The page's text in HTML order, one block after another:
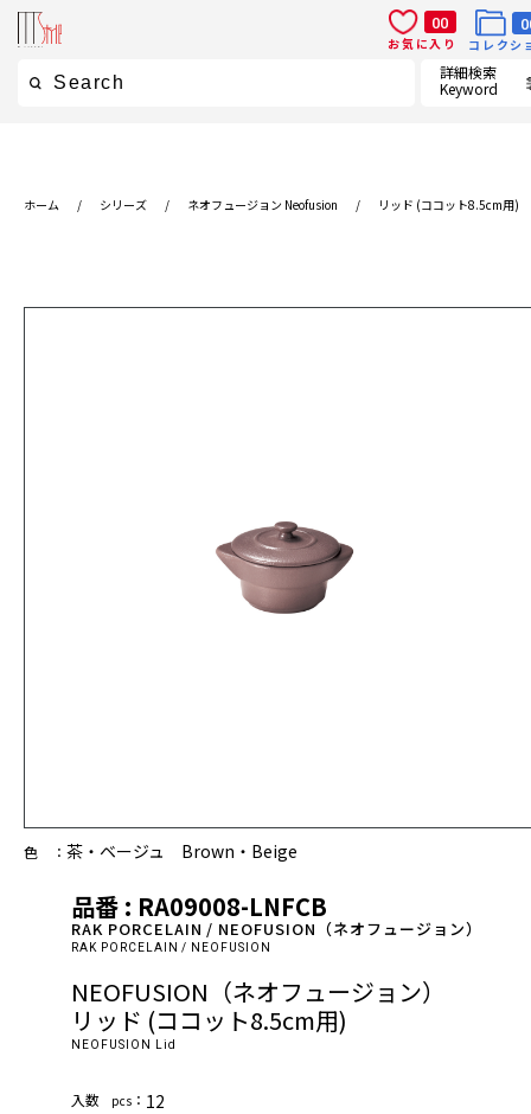
詳細検索
Keyword
00
お気に入り
コレクシ
ホーム / シリーズ / ネオフュージョン Neofusion / リッド (ココット8.5cm用)
色 ： 茶・ベージュ Brown・Beige
品番 : RA09008-LNFCB
RAK PORCELAIN / NEOFUSION（ネオフュージョン）
RAK PORCELAIN / NEOFUSION
NEOFUSION（ネオフュージョン）
リッド (ココット8.5cm用)
NEOFUSION Lid
⼊数 pcs ： 12